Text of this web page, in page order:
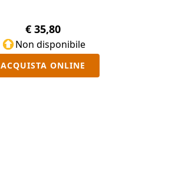
€ 35,80
Non disponibile
ACQUISTA ONLINE